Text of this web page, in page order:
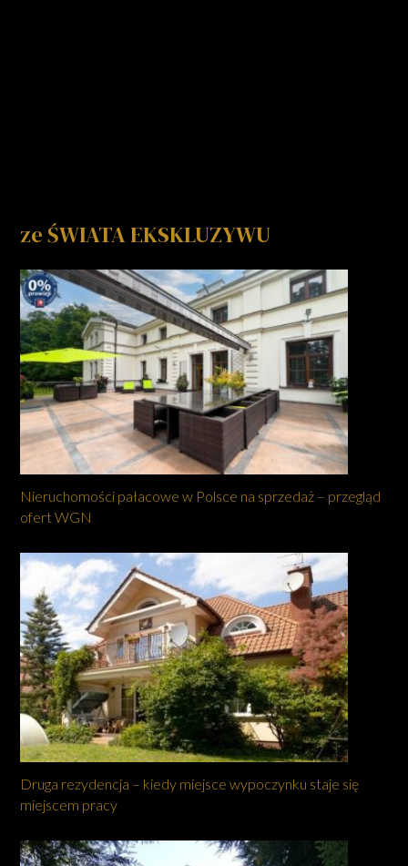
ze ŚWIATA EKSKLUZYWU
Nieruchomości pałacowe w Polsce na sprzedaż – przegląd
ofert WGN
Druga rezydencja – kiedy miejsce wypoczynku staje się
miejscem pracy